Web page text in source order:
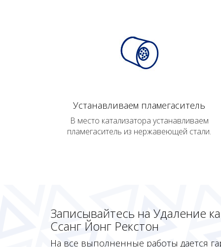
Устанавливаем пламегаситель
В место катализатора устанавливаем
пламегаситель из нержавеющей стали.
Записывайтесь на Удаление
Ссанг Йонг Рекстон
На все выполненные работы дается